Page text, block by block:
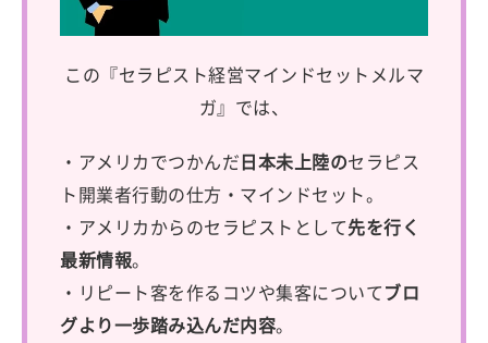
この『セラピスト経営マインドセットメルマ
ガ』では、
・アメリカでつかんだ日本未上陸のセラピス
ト開業者行動の仕方・マインドセット。
・アメリカからのセラピストとして先を行く
最新情報。
・リピート客を作るコツや集客についてブロ
グより一歩踏み込んだ内容。